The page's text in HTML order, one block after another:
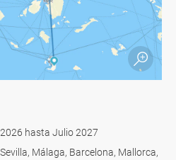
hasta Julio 2027
Málaga, Barcelona, Mallorca,